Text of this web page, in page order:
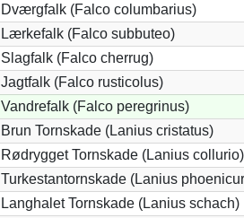
Dværgfalk (Falco columbarius)
Lærkefalk (Falco subbuteo)
Slagfalk (Falco cherrug)
Jagtfalk (Falco rusticolus)
Vandrefalk (Falco peregrinus)
Brun Tornskade (Lanius cristatus)
Rødrygget Tornskade (Lanius collurio)
Turkestantornskade (Lanius
Langhalet Tornskade (Lanius schach)